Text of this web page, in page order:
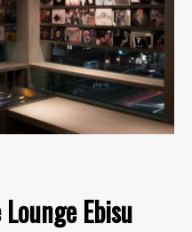
Ebisu